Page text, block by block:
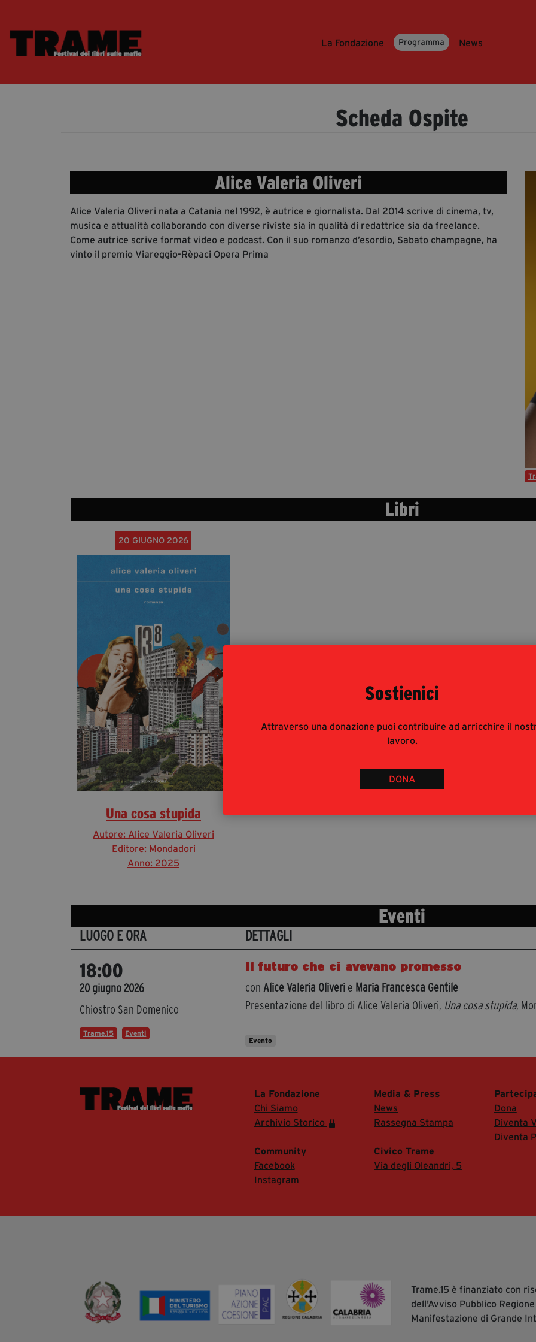
Sostienici
Attraverso una donazione puoi contribuire ad arricchire il
lavoro.
DONA
La Fondazione Programma News
Scheda Ospite
Alice Valeria Oliveri
Alice Valeria Oliveri nata a Catania nel 1992, è autrice e giornalista. Dal 2014 scrive di cinema, tv,
musica e attualità collaborando con diverse riviste sia in qualità di redattrice sia da freelance.
Come autrice scrive format video e podcast. Con il suo romanzo d’esordio, Sabato champagne, ha
vinto il premio Viareggio-Rèpaci Opera Prima
Libri
20 GIUGNO 2026
Una cosa stupida
Autore: Alice Valeria Oliveri
Editore: Mondadori
Anno: 2025
Eventi
LUOGO E ORA DETTAGLI
18:00
20 giugno 2026
Chiostro San Domenico
Trame.15 Eventi
Il futuro che ci avevano promesso
con Alice Valeria Oliveri e Maria Francesca Gentile
Presentazione del libro di Alice Valeria Oliveri, Una cosa stupida,
Evento
La Fondazione
Chi Siamo
Archivio Storico
Media & Press
News
Rassegna Stampa
Dona
Diventa
Diventa
Community
Facebook
Instagram
Civico Trame
Via degli Oleandri, 5
Trame.15 è finanziato con
dell'Avviso Pubblico
Manifestazione di Grande